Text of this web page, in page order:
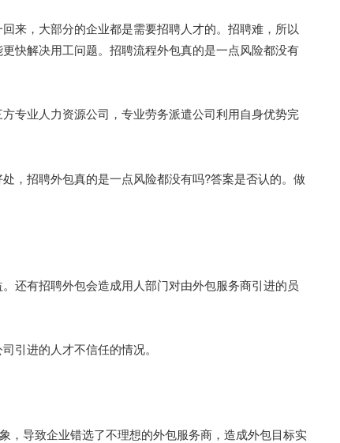
来，大部分的企业都是需要招聘人才的。招聘难，所以
快解决用工问题。招聘流程外包真的是一点风险都没有
专业人力资源公司，专业劳务派遣公司利用自身优势完
，招聘外包真的是一点风险都没有吗?答案是否认的。做
还有招聘外包会造成用人部门对由外包服务商引进的员
引进的人才不信任的情况。
，导致企业错选了不理想的外包服务商，造成外包目标实